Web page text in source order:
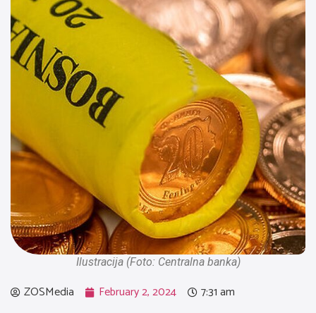
Ilustracija (Foto: Centralna banka)
ZOSMedia February 2, 2024 7:31 am